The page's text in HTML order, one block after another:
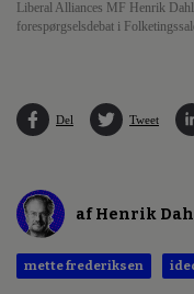
Liberal Alliances MF Henrik
forespørgselsdebat i
Del Tweet
af Henrik
mette frederiksen